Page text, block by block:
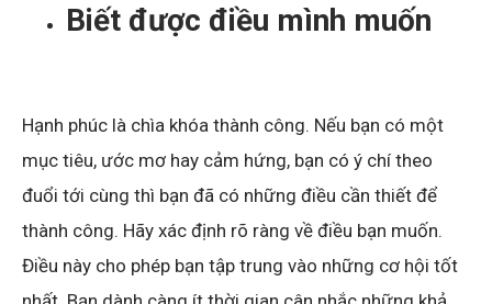
Biết được điều mình muốn
Hạnh phúc là chìa khóa thành công. Nếu bạn có một
mục tiêu, ước mơ hay cảm hứng, bạn có ý chí theo
đuổi tới cùng thì bạn đã có những điều cần thiết để
thành công. Hãy xác định rõ ràng về điều bạn muốn.
Điều này cho phép bạn tập trung vào những cơ hội tốt